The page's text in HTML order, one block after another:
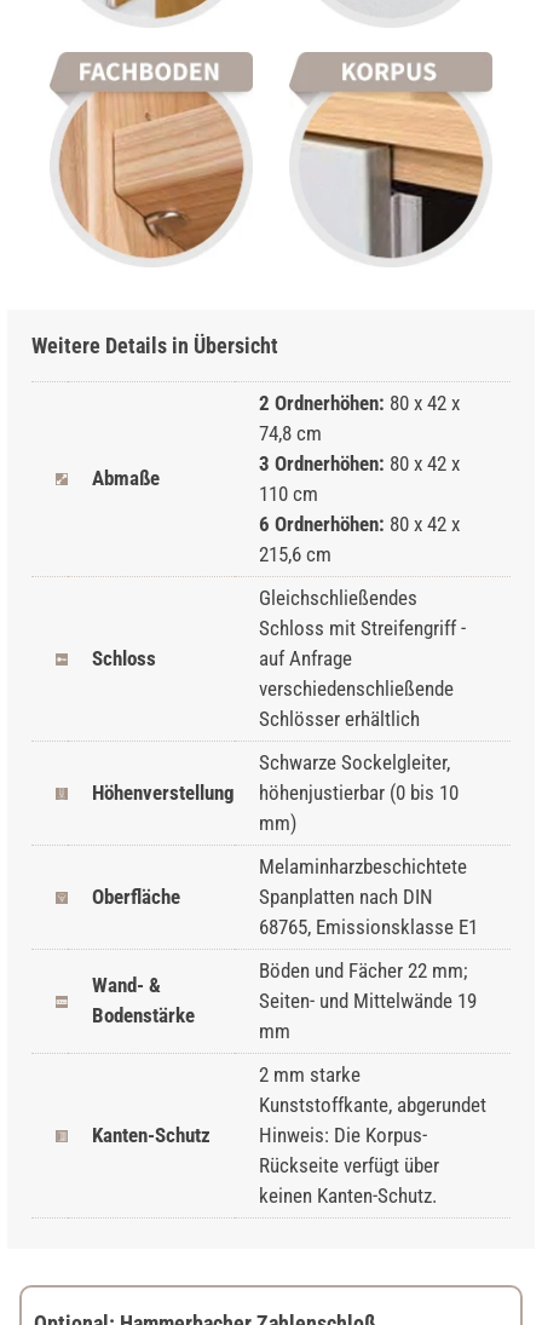
Weitere Details in Übersicht
Abmaße
2 Ordnerhöhen: 80 x 42 x
74,8 cm
3 Ordnerhöhen: 80 x 42 x
110 cm
6 Ordnerhöhen: 80 x 42 x
215,6 cm
Schloss
Gleichschließendes
Schloss mit Streifengriff -
auf Anfrage
verschiedenschließende
Schlösser erhältlich
Höhenverstellung
Schwarze Sockelgleiter,
höhenjustierbar (0 bis 10
mm)
Oberfläche
Melaminharzbeschichtete
Spanplatten nach DIN
68765, Emissionsklasse E1
Wand- &
Bodenstärke
Böden und Fächer 22 mm;
Seiten- und Mittelwände 19
mm
Kanten-Schutz
2 mm starke
Kunststoffkante, abgerundet
Hinweis: Die Korpus-
Rückseite verfügt über
keinen Kanten-Schutz.